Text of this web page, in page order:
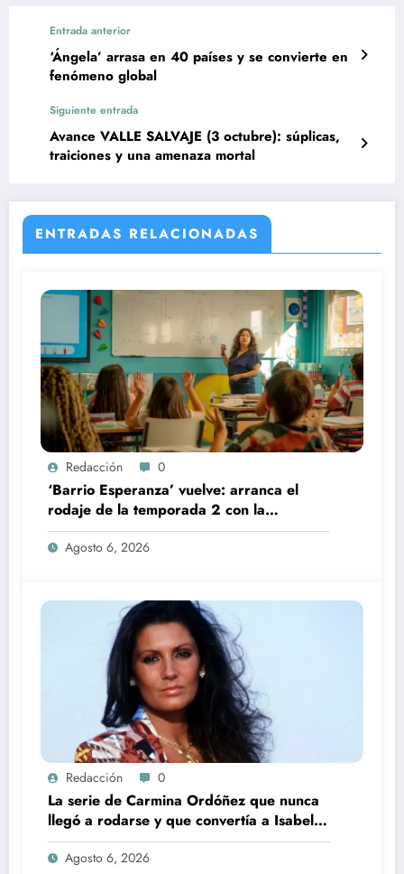
Entrada anterior
‘Ángela’ arrasa en 40 países y se convierte en
fenómeno global
Siguiente entrada
Avance VALLE SALVAJE (3 octubre): súplicas,
traiciones y una amenaza mortal
ENTRADAS RELACIONADAS
Redacción 0
‘Barrio Esperanza’ vuelve: arranca el
rodaje de la temporada 2 con la
incorporación de María Castro
Agosto 6, 2026
Redacción 0
La serie de Carmina Ordóñez que nunca
llegó a rodarse y que convertía a Isabel
Pantoja en la gran antagonista
Agosto 6, 2026